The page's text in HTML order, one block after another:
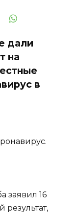
дали
на
в
заявил 16
результат,